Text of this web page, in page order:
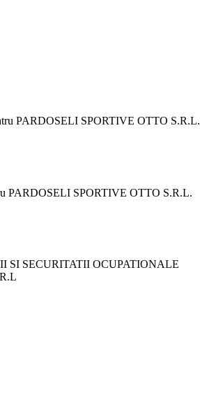
PARDOSELI SPORTIVE OTTO S.R.L.
SPORTIVE OTTO S.R.L.
SI SECURITATII OCUPATIONALE